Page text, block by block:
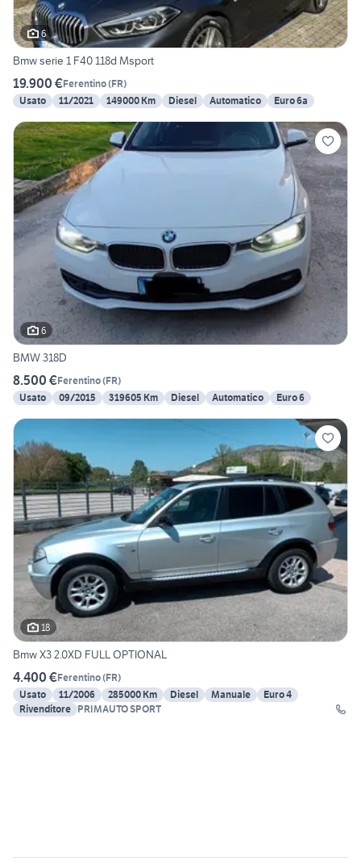
6
Bmw serie 1 F40 118d Msport
19.900 €Ferentino(FR)
Usato
11/2021 149000 Km Diesel Automatico Euro 6a
6
BMW 318D
8.500 €Ferentino(FR)
Usato
09/2015 319605 Km Diesel Automatico Euro 6
18
Bmw X3 2.0XD FULL OPTIONAL
4.400 €Ferentino(FR)
Usato
11/2006 285000 Km Diesel Manuale
Euro 4
Rivenditore PRIMAUTO SPORT